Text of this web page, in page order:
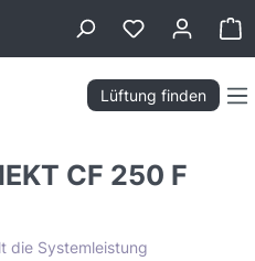
Lüftung finden
CF 250 F
die Systemleistung